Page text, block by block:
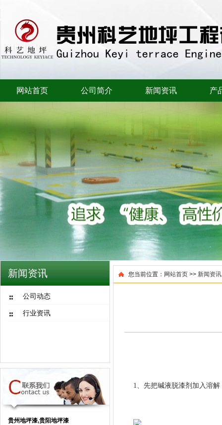
网站首页 公司简介 新闻资讯 产
新闻资讯
公司动态
行业资讯
贵州地坪漆,贵阳地坪漆
您当前位置： 网站首页 >> 新闻资讯
1、先把碱液脱漆剂加入溶